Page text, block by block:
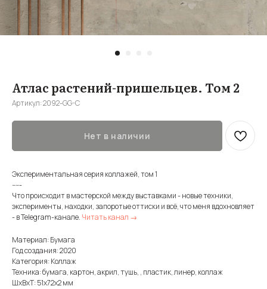
Атлас растений-пришельцев. Том 2
Артикул:2092-GG-C
Нет в наличии
Экспериментальная серия коллажей, том 1
-----
Что происходит в мастерской между выставками - новые техники,
эксперименты, находки, запоротые оттиски и всё, что меня вдохновляет
- в Telegram-канале. Читать канал →
Материал: Бумага
Год создания: 2020
Категория: Коллаж
Техника: бумага, картон, акрил, тушь, , пластик, линер, коллаж
ШxВxТ: 51x72x2 мм